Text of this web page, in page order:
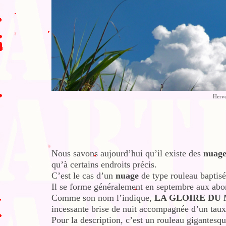
Nous savons aujourd’hui qu’il existe des
qu’à certains endroits précis.
C’est le cas d’un nuage de type rouleau
Il se forme généralement en septembre aux
Comme son nom l’indique, LA GLOIRE DU
incessante brise de nuit accompagnée d’un
Pour la description, c’est un rouleau